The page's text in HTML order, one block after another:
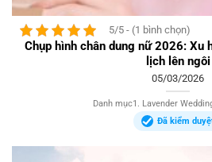
5/5 - (1 bình chọn)
Chụp hình chân dung nữ 2026: Xu
lịch lên ngôi
05/03/2026
Danh mục1. Lavender
Đã kiểm